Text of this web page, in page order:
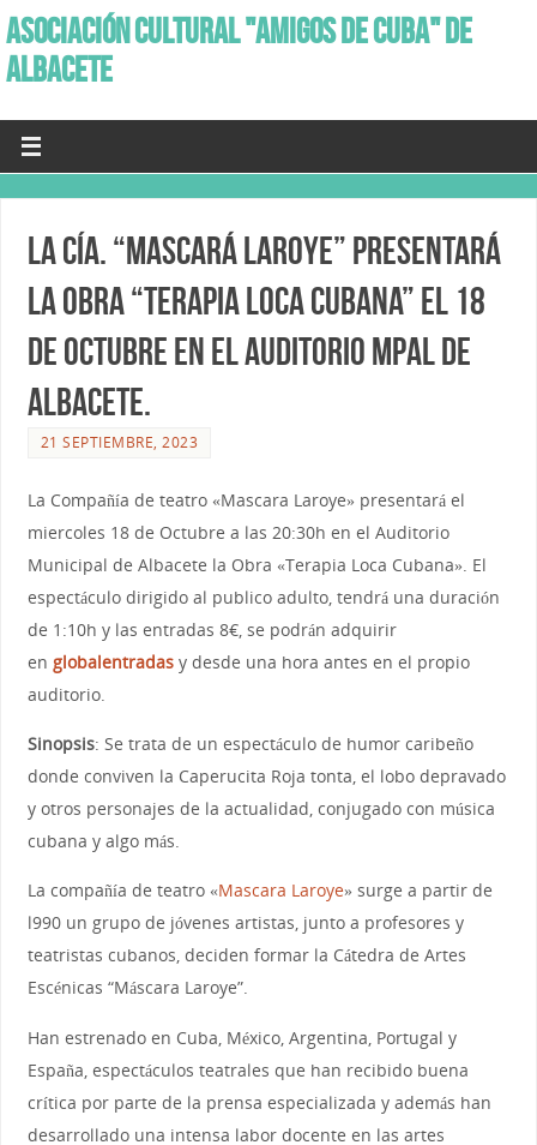
ASOCIACIÓN CULTURAL "AMIGOS DE CUBA" DE
ALBACETE
La Cía. “Mascará Laroye” presentará
la Obra “Terapia Loca Cubana” el 18
de Octubre en el Auditorio Mpal de
Albacete.
21 SEPTIEMBRE, 2023
La Compañía de teatro «Mascara Laroye» presentará el
miercoles 18 de Octubre a las 20:30h en el Auditorio
Municipal de Albacete la Obra «Terapia Loca Cubana». El
espectáculo dirigido al publico adulto, tendrá una duración
de 1:10h y las entradas 8€, se podrán adquirir
en globalentradasy desde una hora antes en el propio
auditorio.
Sinopsis: Se trata de un espectáculo de humor caribeño
donde conviven la Caperucita Roja tonta, el lobo depravado
y otros personajes de la actualidad, conjugado con música
cubana y algo más.
La compañía de teatro «Mascara Laroye» surge a partir de
l990 un grupo de jóvenes artistas, junto a profesores y
teatristas cubanos, deciden formar la Cátedra de Artes
Escénicas “Máscara Laroye”.
Han estrenado en Cuba, México, Argentina, Portugal y
España, espectáculos teatrales que han recibido buena
crítica por parte de la prensa especializada y además han
desarrollado una intensa labor docente en las artes